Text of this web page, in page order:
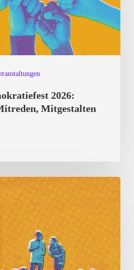
2026:
Mitgestalten